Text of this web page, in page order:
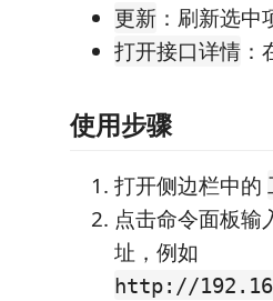
更新 ：刷新选
打开接口详情
使用步骤
打开侧边栏中的
点击命令面板输
址，例如
http://